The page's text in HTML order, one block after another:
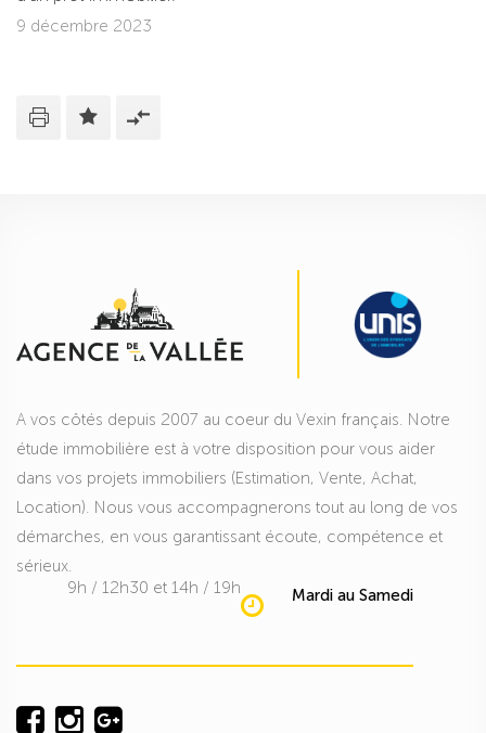
9 décembre 2023
A vos côtés depuis 2007 au coeur du Vexin français. Notre
étude immobilière est à votre disposition pour vous aider
dans vos projets immobiliers (Estimation, Vente, Achat,
Location). Nous vous accompagnerons tout au long de vos
démarches, en vous garantissant écoute, compétence et
sérieux.
Mardi au Samedi
9h / 12h30 et 14h / 19h